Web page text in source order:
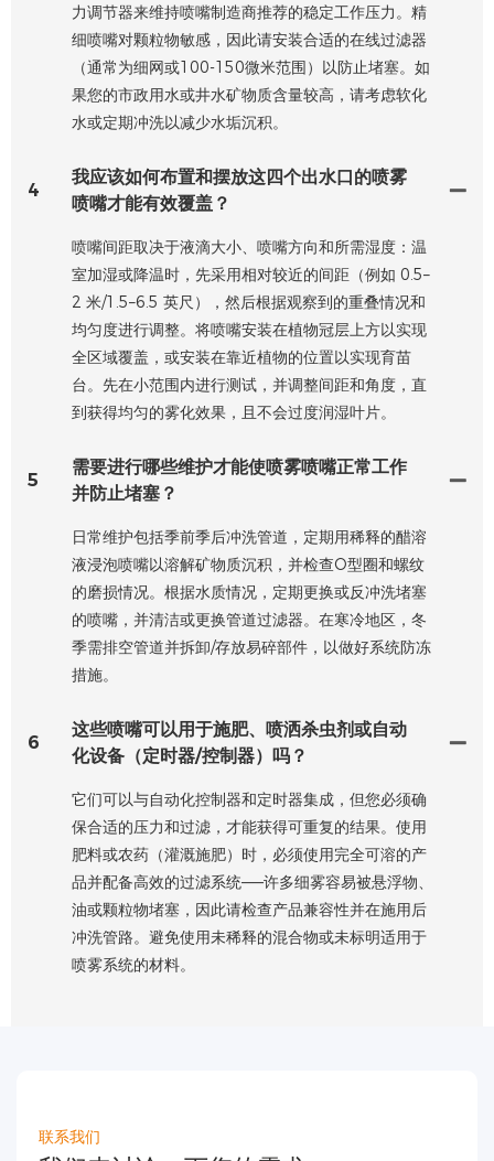
力调节器来维持喷嘴制造商推荐的稳定工作压力。精
细喷嘴对颗粒物敏感，因此请安装合适的在线过滤器
（通常为细网或100-150微米范围）以防止堵塞。如
果您的市政用水或井水矿物质含量较高，请考虑软化
水或定期冲洗以减少水垢沉积。
4
我应该如何布置和摆放这四个出水口的喷雾
喷嘴才能有效覆盖？
喷嘴间距取决于液滴大小、喷嘴方向和所需湿度：温
室加湿或降温时，先采用相对较近的间距（例如 0.5–
2 米/1.5–6.5 英尺），然后根据观察到的重叠情况和
均匀​​度进行调整。将喷嘴安装在植物冠层上方以实现
全区域覆盖，或安装在靠近植物的位置以实现育苗
台。先在小范围内进行测试，并调整间距和角度，直
到获得均匀的雾化效果，且不会过度润湿叶片。
5
需要进行哪些维护才能使喷雾喷嘴正常工作
并防止堵塞？
日常维护包括季前季后冲洗管道，定期用稀释的醋溶
液浸泡喷嘴以溶解矿物质沉积，并检查O型圈和螺纹
的磨损情况。根据水质情况，定期更换或反冲洗堵塞
的喷嘴，并清洁或更换管道过滤器。在寒冷地区，冬
季需排空管道并拆卸/存放易碎部件，以做好系统防冻
措施。
6
这些喷嘴可以用于施肥、喷洒杀虫剂或自动
化设备（定时器/控制器）吗？
它们可以与自动化控制器和定时器集成，但您必须确
保合适的压力和过滤，才能获得可重复的结果。使用
肥料或农药（灌溉施肥）时，必须使用完全可溶的产
品并配备高效的过滤系统——许多细雾容易被悬浮物、
油或颗粒物堵塞，因此请检查产品兼容性并在施用后
冲洗管路。避免使用未稀释的混合物或未标明适用于
喷雾系统的材料。
联系我们